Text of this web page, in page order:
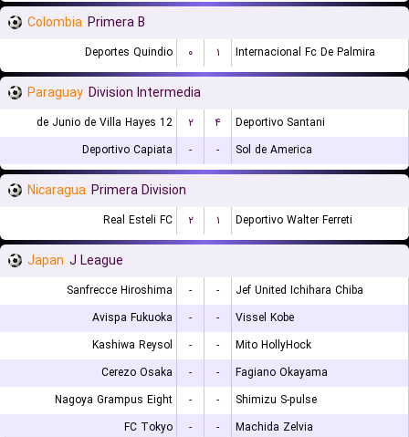
Colombia Primera B
Deportes Quindio ۰ ۱ Internacional Fc De Palmira
Paraguay Division Intermedia
12 de Junio de Villa Hayes ۲ ۴
Deportivo Santani
Deportivo Capiata
- - Sol de America
Nicaragua Primera Division
Real Esteli FC ۲ ۱ Deportivo Walter Ferreti
Japan J League
Sanfrecce Hiroshima - -
Jef United Ichihara Chiba
Avispa Fukuoka
- -
Vissel Kobe
Kashiwa Reysol
- -
Mito HollyHock
Cerezo Osaka
- -
Fagiano Okayama
Nagoya Grampus Eight
- -
Shimizu S-pulse
FC Tokyo
- - Machida Zelvia